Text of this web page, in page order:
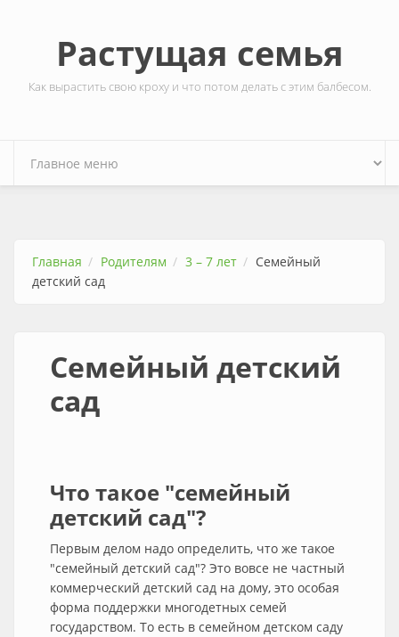
Растущая семья
Как вырастить свою кроху и что потом делать с этим балбесом.
Главная Родителям 3 – 7 лет
Семейный
детский сад
Семейный детский
сад
Что такое "семейный
детский сад"?
Первым делом надо определить, что же такое
"семейный детский сад"? Это вовсе не частный
коммерческий детский сад на дому, это особая
форма поддержки многодетных семей
государством. То есть в семейном детском саду